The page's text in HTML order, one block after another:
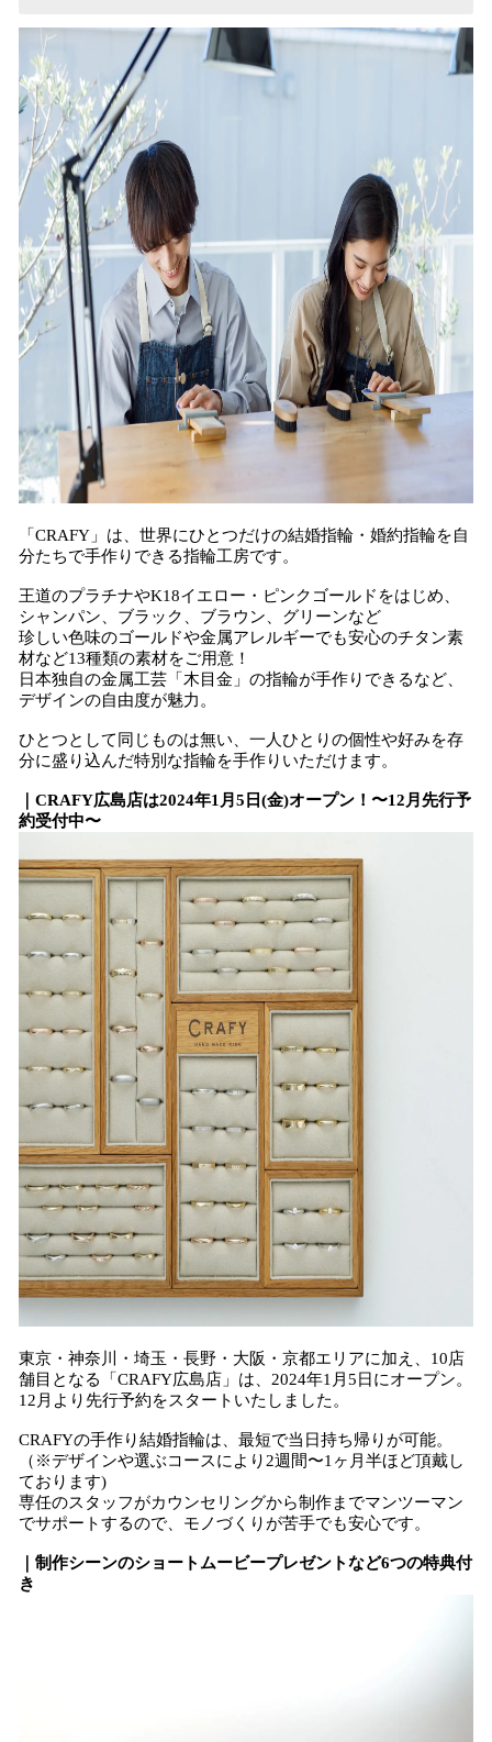
「CRAFY」は、世界にひとつだけの結婚指輪・婚約指輪を自
分たちで手作りできる指輪工房です。
王道のプラチナやK18イエロー・ピンクゴールドをはじめ、
シャンパン、ブラック、ブラウン、グリーンなど
珍しい色味のゴールドや金属アレルギーでも安心のチタン素
材など13種類の素材をご用意！
日本独自の金属工芸「木目金」の指輪が手作りできるなど、
デザインの自由度が魅力。
ひとつとして同じものは無い、一人ひとりの個性や好みを存
分に盛り込んだ特別な指輪を手作りいただけます。
｜CRAFY広島店は2024年1月5日(金)オープン！〜12月先行予
約受付中〜
東京・神奈川・埼玉・長野・大阪・京都エリアに加え、10店
舗目となる「CRAFY広島店」は、2024年1月5日にオープン。
12月より先行予約をスタートいたしました。
CRAFYの手作り結婚指輪は、最短で当日持ち帰りが可能。
（※デザインや選ぶコースにより2週間〜1ヶ月半ほど頂戴し
ております)
専任のスタッフがカウンセリングから制作までマンツーマン
でサポートするので、モノづくりが苦手でも安心です。
｜制作シーンのショートムービープレゼントなど6つの特典付
き